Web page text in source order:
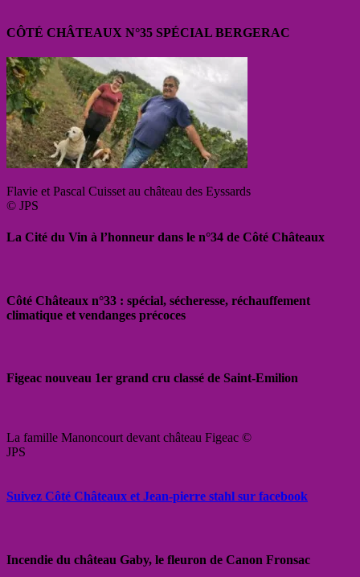
CÔTÉ CHÂTEAUX N°35 SPÉCIAL BERGERAC
Flavie et Pascal Cuisset au château des Eyssards
© JPS
La Cité du Vin à l’honneur dans le n°34 de Côté Châteaux
Côté Châteaux n°33 : spécial, sécheresse, réchauffement
climatique et vendanges précoces
Figeac nouveau 1er grand cru classé de Saint-Emilion
La famille Manoncourt devant château Figeac ©
JPS
Suivez Côté Châteaux et Jean-pierre stahl sur facebook
Incendie du château Gaby, le fleuron de Canon Fronsac